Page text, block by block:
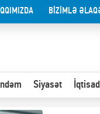
BİZİMLƏ
Siyasət